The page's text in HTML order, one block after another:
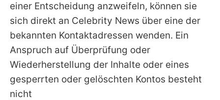
einer Entscheidung anzweifeln, können sie
sich direkt an Celebrity News über eine der
bekannten Kontaktadressen wenden. Ein
Anspruch auf Überprüfung oder
Wiederherstellung der Inhalte oder eines
gesperrten oder gelöschten Kontos besteht
nicht